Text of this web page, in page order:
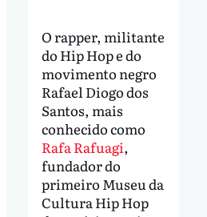
O rapper, militante
do Hip Hop e do
movimento negro
Rafael Diogo dos
Santos, mais
conhecido como
Rafa Rafuagi,
fundador do
primeiro Museu da
Cultura Hip Hop